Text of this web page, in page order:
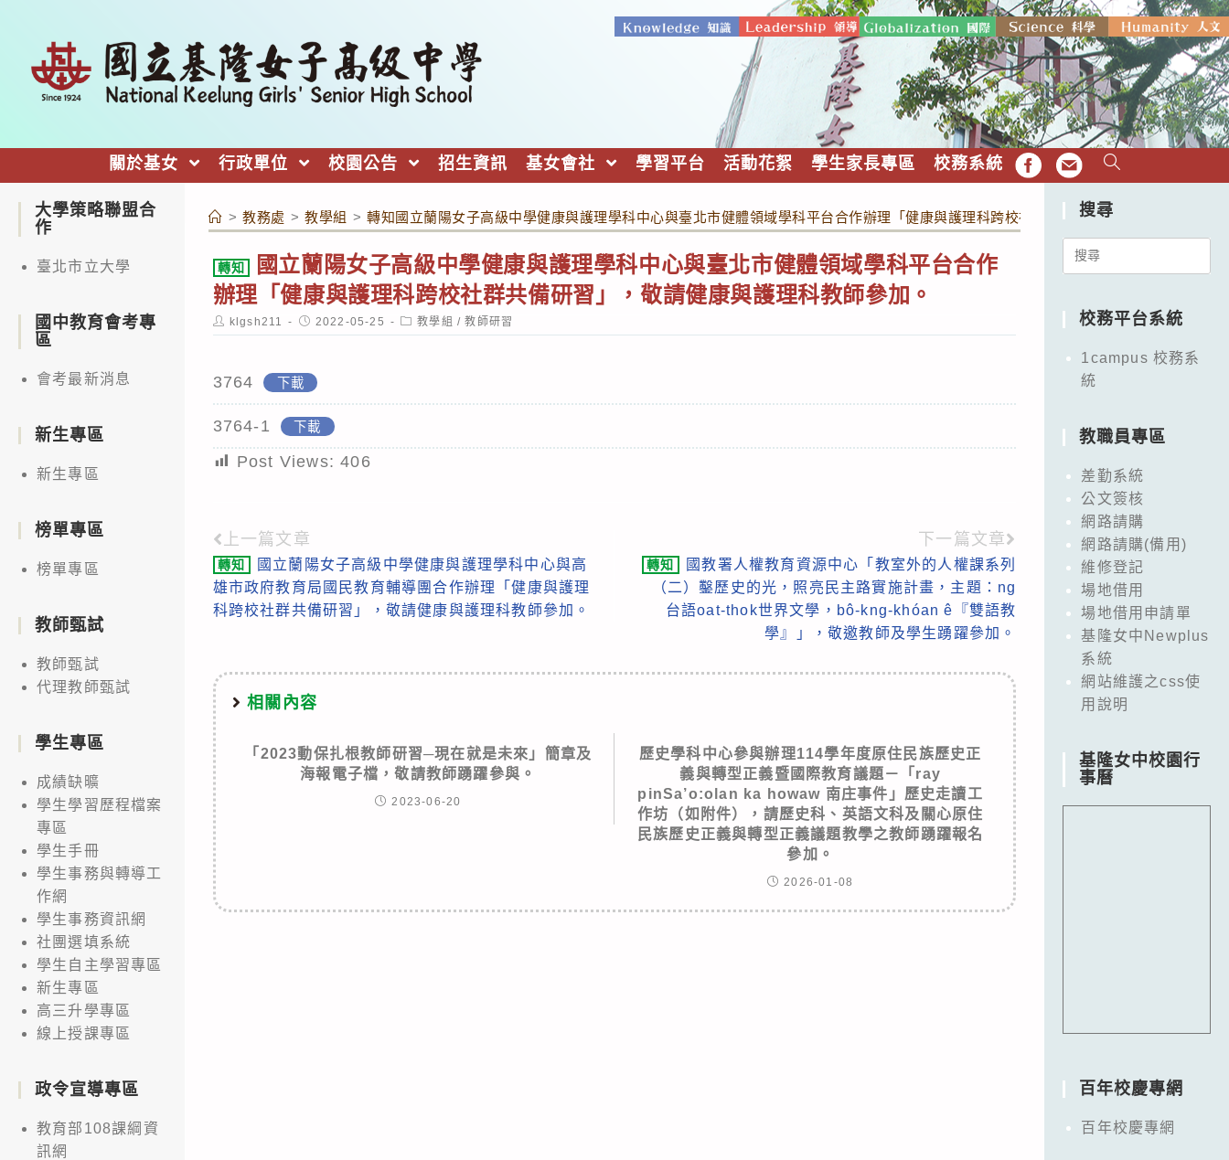
關於基女 行政單位 校園公告 招生資訊 基女會社 學習平台 活動花絮 學生家長專區 校務系統 FB EMAIL
> 教務處 > 教學組 > 轉知國立蘭陽女子高級中學健康與護理學科中心與臺北市健體領域學科平台合作辦理「健康與護理科跨校社群共備研習」，敬請健康與護
轉知
國立蘭陽女子高級中學健康與護理學科中心與臺北市健體領域學科平台合作
辦理「健康與護理科跨校社群共備研習」，敬請健康與護理科教師參加。
Post
author:
klgsh211
Post
published:
2022-05-25
Post
category:
教學組 / 教師研習
3764 下載
3764-1 下載
Post Views: 406
Read
more
articles
上一篇文章
轉知
國立蘭陽女子高級中學健康與護理學科中心與高
雄市政府教育局國民教育輔導團合作辦理「健康與護理
科跨校社群共備研習」，敬請健康與護理科教師參加。
下一篇文章
轉知
國教署人權教育資源中心「教室外的人權課系列
（二）鑿歷史的光，照亮民主路實施計畫，主題：ng
台語oat-thok世界文學，bô-kng-khóan ê『雙語教
學』」，敬邀教師及學生踴躍參加。
相關內容
「2023動保扎根教師研習─現在就是未來」簡章及
海報電子檔，敬請教師踴躍參與。
2023-06-20
歷史學科中心參與辦理114學年度原住民族歷史正
義與轉型正義暨國際教育議題－「ray
pinSa’o:olan ka howaw 南庄事件」歷史走讀工
作坊（如附件），請歷史科、英語文科及關心原住
民族歷史正義與轉型正義議題教學之教師踴躍報名
參加。
2026-01-08
大學策略聯盟合
作
臺北市立大學
國中教育會考專
區
會考最新消息
新生專區
新生專區
榜單專區
榜單專區
教師甄試
教師甄試
代理教師甄試
學生專區
成績缺曠
學生學習歷程檔案
專區
學生手冊
學生事務與轉導工
作網
學生事務資訊網
社團選填系統
學生自主學習專區
新生專區
高三升學專區
線上授課專區
政令宣導專區
教育部108課綱資
訊網
搜尋
Search
校務平台系統
1campus 校務系
統
教職員專區
差勤系統
公文簽核
網路請購
網路請購(備用)
維修登記
場地借用
場地借用申請單
基隆女中Newplus
系統
網站維護之css使
用說明
基隆女中校園行
事曆
百年校慶專網
百年校慶專網